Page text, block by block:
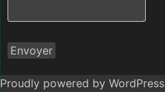
Proudly powered by WordPress